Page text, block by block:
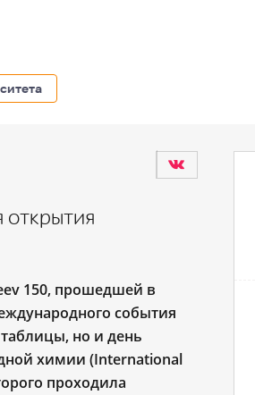
открытия
150, прошедшей в
события
но и день
химии (International
проходила